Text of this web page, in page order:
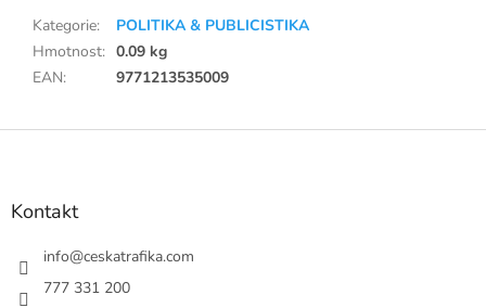
Kategorie:
POLITIKA & PUBLICISTIKA
Hmotnost: 0.09 kg
EAN: 9771213535009
Z
Kontakt
info@ceskatrafika.com
777 331 200